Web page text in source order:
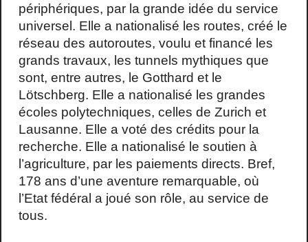
périphériques, par la grande idée du service
universel. Elle a nationalisé les routes, créé le
réseau des autoroutes, voulu et financé les
grands travaux, les tunnels mythiques que
sont, entre autres, le Gotthard et le
Lötschberg. Elle a nationalisé les grandes
écoles polytechniques, celles de Zurich et
Lausanne. Elle a voté des crédits pour la
recherche. Elle a nationalisé le soutien à
l’agriculture, par les paiements directs. Bref,
178 ans d’une aventure remarquable, où
l’Etat fédéral a joué son rôle, au service de
tous.